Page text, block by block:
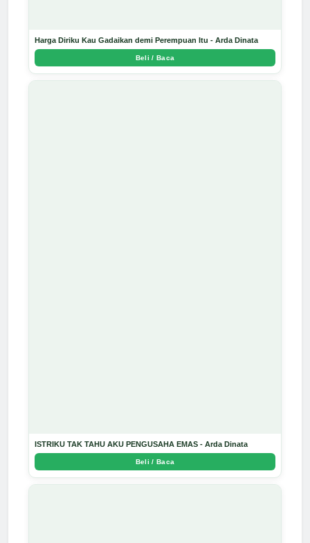
Harga Diriku Kau Gadaikan demi Perempuan Itu - Arda Dinata
Beli / Baca
ISTRIKU TAK TAHU AKU PENGUSAHA EMAS - Arda Dinata
Beli / Baca